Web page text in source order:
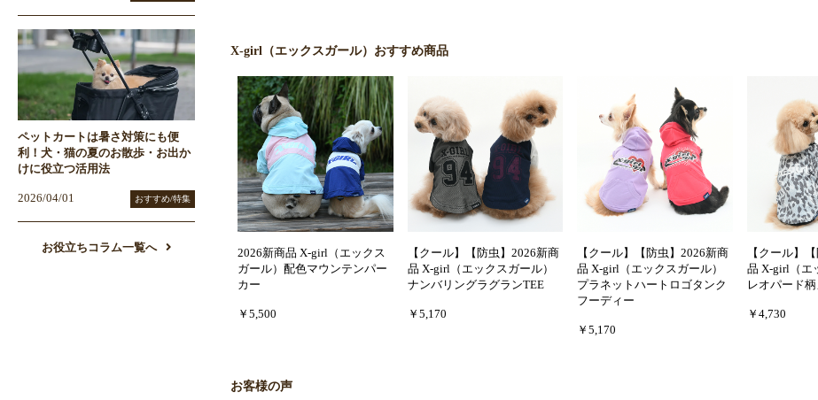
X-girl（エックスガール）おすすめ商品
2026新商品 X-girl（エックス
ガール）配色マウンテンパー
カー
￥5,500
【クール】【防虫】2026新商
品 X-girl（エックスガール）
ナンバリングラグランTEE
￥5,170
【クール】【防虫】2026新商
品 X-girl（エックスガール）
プラネットハートロゴタンク
フーディー
￥5,170
【クール】
品 X-girl（エ
レオパード
￥4,730
お客様の声
ペットカートは暑さ対策にも便
利！犬・猫の夏のお散歩・お出か
けに役立つ活用法
2026/04/01 おすすめ/特集
お役立ちコラム一覧へ